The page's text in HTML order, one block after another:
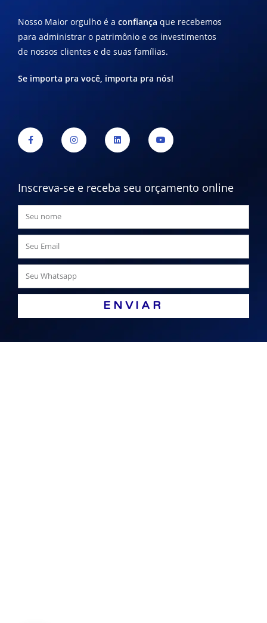
Nosso Maior orgulho é a confiança que recebemos
para administrar o patrimônio e os investimentos
de nossos clientes e de suas famílias.
Se importa pra você, importa pra nós!
Inscreva-se e receba seu orçamento online
ENVIAR